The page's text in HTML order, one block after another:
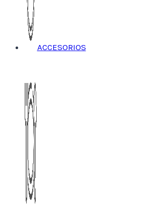
ACCESORIOS